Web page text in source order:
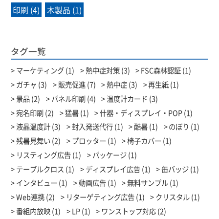
印刷 (4) 木製品 (1)
タグ一覧
マーケティング (1) 熱中症対策 (3)
FSC森林認証 (1)
ガチャ (3)
販売促進 (7) 熱中症 (3)
再生紙 (1)
景品 (2)
パネル印刷 (4)
温度計カード (3)
宛名印刷 (2)
猛暑 (1)
什器・ディスプレイ・POP (1)
液晶温度計 (3)
封入発送代行 (1) 酷暑 (1)
のぼり (1)
残暑見舞い (2)
プロッター (1)
椅子カバー (1)
リスティング広告 (1)
パッケージ (1)
テーブルクロス (1)
ディスプレイ広告 (1)
缶バッジ (1)
インタビュー (1)
動画広告 (1)
無料サンプル (1)
Web連携 (2)
リターゲティング広告 (1)
クリスタル (1)
番組内放映 (1)
LP (1) ワンストップ対応 (2)